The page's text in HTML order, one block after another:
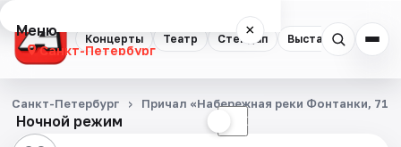
Концерты Театр Стендап Выставки
Меню ×
Санкт-Петербург
Концерты
Театр
Ночной режим ☾
Санкт-Петербург Причал «Набережная реки Фонтанки, 71»